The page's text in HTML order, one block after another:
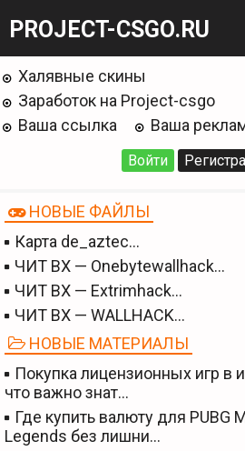
PROJECT-CSGO.RU
Халявные скины
Заработок на Project-csgo
Ваша ссылка
Ваша
Войти
НОВЫЕ ФАЙЛЫ
Карта de_aztec…
ЧИТ BX — Onebytewallhack…
ЧИТ BX — Extrimhack…
ЧИТ BX — WALLHACK…
НОВЫЕ МАТЕРИАЛЫ
Покупка лицензионных игр в
что важно знат…
Где купить валюту для PUBG
Legends без лишни…